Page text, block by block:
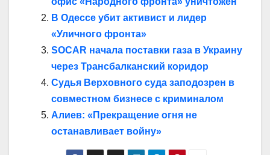
В Одессе убит активист и лидер
«Уличного фронта»
SOCAR начала поставки газа в Украину
через Трансбалканский коридор
Судья Верховного суда заподозрен в
совместном бизнесе с криминалом
Алиев: «Прекращение огня не
останавливает войну»